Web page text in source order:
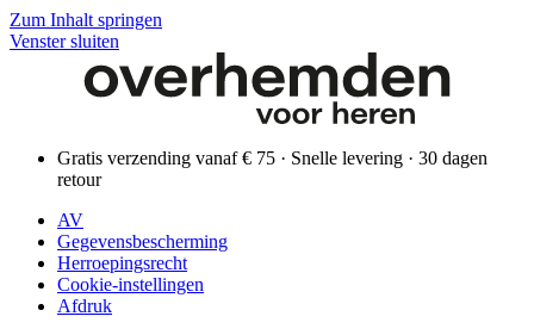
Zum Inhalt springen
Venster sluiten
Gratis verzending vanaf € 75 · Snelle levering · 30 dagen
retour
AV
Gegevensbescherming
Herroepingsrecht
Cookie-instellingen
Afdruk